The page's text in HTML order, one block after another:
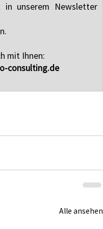
unserem Newsletter
mit Ihnen:
consulting.de
Alle ansehen